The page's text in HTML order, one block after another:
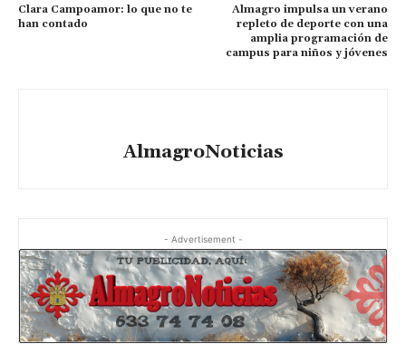
Clara Campoamor: lo que no te
han contado
Almagro impulsa un verano
repleto de deporte con una
amplia programación de
campus para niños y jóvenes
AlmagroNoticias
- Advertisement -